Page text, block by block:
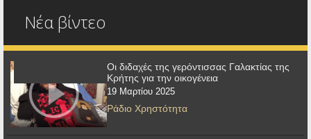
Νέα βίντεο
Οι διδαχές της γερόντισσας Γαλακτίας της
Κρήτης για την οικογένεια
19 Μαρτίου 2025
Ράδιο Χρηστότητα